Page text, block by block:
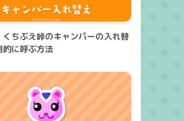
くちぶえ峠のキャンパーの入れ替
的に呼ぶ方法